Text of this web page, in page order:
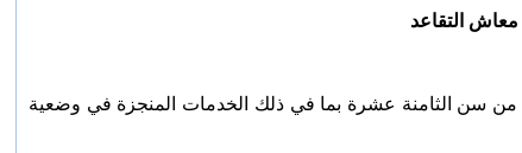
معاش التقاعد
من سن الثامنة عشرة بما في ذلك الخدمات المنجزة في وضعية